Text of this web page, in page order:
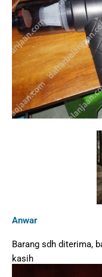
Anwar
Barang sdh diterima,
kasih